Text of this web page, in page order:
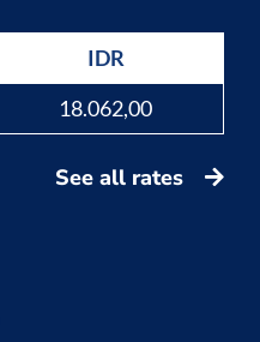
IDR
18.062,00
See all rates